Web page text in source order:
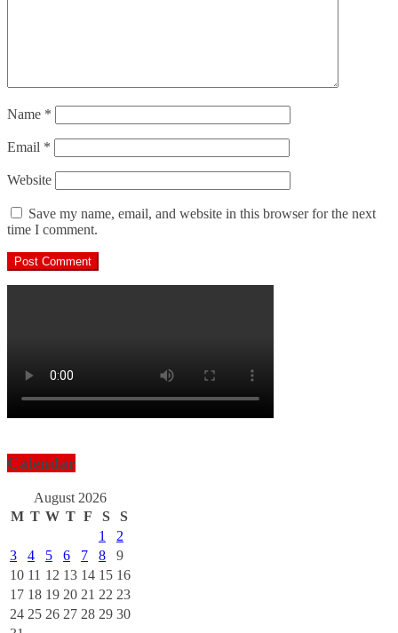
Name *
Email *
Website
Save my name, email, and website in this browser for the next
time I comment.
Calendar
August 2026
M T W T F S
S
1
2
3
4 5 6 7 8
9
10 11 12 13 14 15 16
17 18 19 20 21 22 23
24 25 26 27 28 29 30